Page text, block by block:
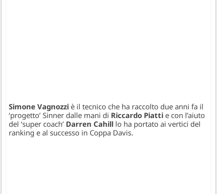
Simone Vagnozzi è il tecnico che ha raccolto due anni fa il
‘progetto’ Sinner dalle mani di Riccardo Piattie con l’aiuto
del ‘super coach’ Darren Cahill lo ha portato ai vertici del
ranking e al successo in Coppa Davis.